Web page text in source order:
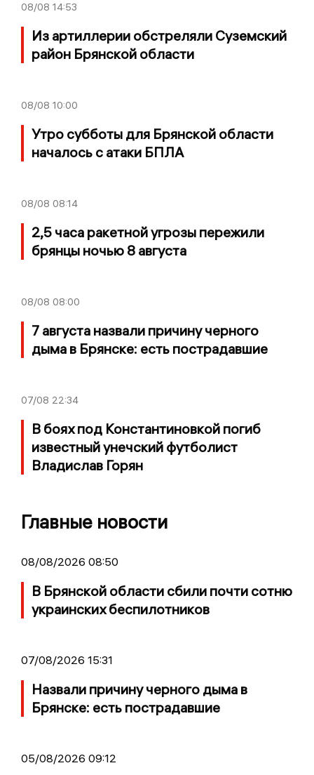
08/08 14:53
Из артиллерии обстреляли Суземский
район Брянской области
08/08 10:00
Утро субботы для Брянской области
началось с атаки БПЛА
08/08 08:14
2,5 часа ракетной угрозы пережили
брянцы ночью 8 августа
08/08 08:00
7 августа назвали причину черного
дыма в Брянске: есть пострадавшие
07/08 22:34
В боях под Константиновкой погиб
известный унечский футболист
Владислав Горян
Главные новости
08/08/2026 08:50
В Брянской области сбили почти сотню
украинских беспилотников
07/08/2026 15:31
Назвали причину черного дыма в
Брянске: есть пострадавшие
05/08/2026 09:12